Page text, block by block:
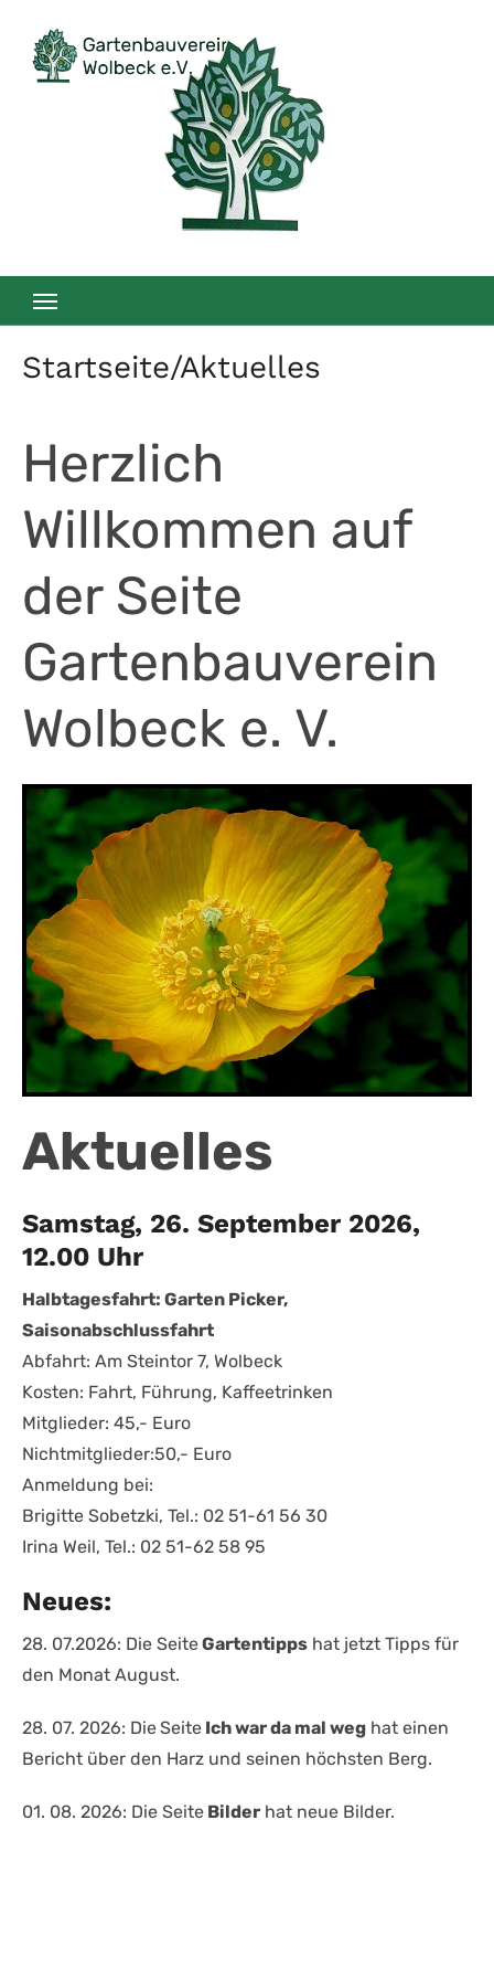
Inhalt
springen
Startseite/Aktuelles
Herzlich
Willkommen auf
der Seite
Gartenbauverein
Wolbeck e. V.
Aktuelles
Samstag, 26. September 2026,
12.00 Uhr
Halbtagesfahrt: Garten Picker,
Saisonabschlussfahrt
Abfahrt: Am Steintor 7, Wolbeck
Kosten: Fahrt, Führung, Kaffeetrinken
Mitglieder: 45,- Euro
Nichtmitglieder:50,- Euro
Anmeldung bei:
Brigitte Sobetzki, Tel.: 02 51-61 56 30
Irina Weil, Tel.: 02 51-62 58 95
Neues:
28. 07.2026: Die SeiteGartentipps hat jetzt Tipps für
den Monat August.
28. 07. 2026: DieSeite Ich war da mal weg hat einen
Bericht über den Harz und seinen höchsten Berg.
01. 08. 2026: Die Seite Bilder hat neue Bilder.